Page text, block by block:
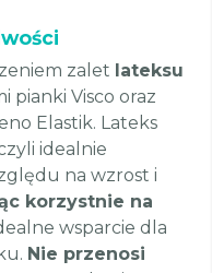
zalet lateksu
pianki Visco oraz
Elastik. Lateks
idealnie
na wzrost i
korzystnie na
wsparcie dla
Nie przenosi